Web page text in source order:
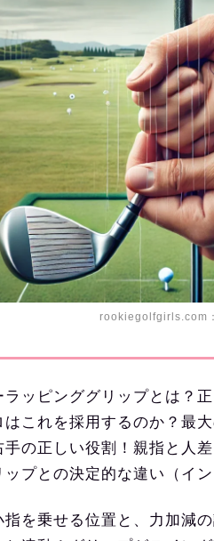
rookiegolfgirls.com
ラッピンググリップとは？
はこれを採用するのか？最
手の正しい役割！親指と人
ップとの決定的な違い（イ
指を乗せる位置と、力加減